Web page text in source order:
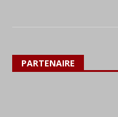
PARTENAIRE